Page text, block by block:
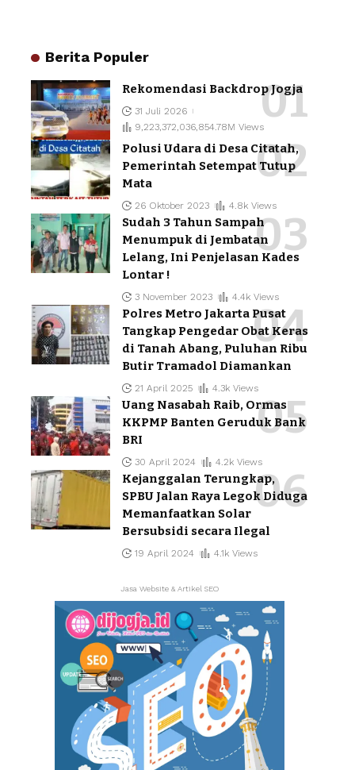
Berita Populer
Rekomendasi Backdrop Jogja
31 Juli 2026
9,223,372,036,854.78M Views
Polusi Udara di Desa Citatah,
Pemerintah Setempat Tutup
Mata
26 Oktober 2023 4.8k Views
Sudah 3 Tahun Sampah
Menumpuk di Jembatan
Lelang, Ini Penjelasan Kades
Lontar !
3 November 2023 4.4k Views
Polres Metro Jakarta Pusat
Tangkap Pengedar Obat Keras
di Tanah Abang, Puluhan Ribu
Butir Tramadol Diamankan
21 April 2025 4.3k Views
Uang Nasabah Raib, Ormas
KKPMP Banten Geruduk Bank
BRI
30 April 2024 4.2k Views
Kejanggalan Terungkap,
SPBU Jalan Raya Legok Diduga
Memanfaatkan Solar
Bersubsidi secara Ilegal
19 April 2024 4.1k Views
Jasa Website & Artikel SEO